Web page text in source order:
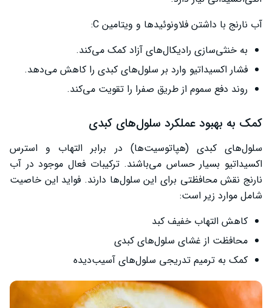
آب نارنج با داشتن فلاونوئیدها و ویتامین C:
به خنثی‌سازی رادیکال‌های آزاد کمک می‌کند.
فشار اکسیداتیو وارد بر سلول‌های کبدی را کاهش می‌دهد.
روند دفع سموم از طریق صفرا را تقویت می‌کند.
کمک به بهبود عملکرد سلول‌های کبدی
سلول‌های کبدی (هپاتوسیت‌ها) در برابر التهاب و استرس
اکسیداتیو بسیار حساس می‌باشند. ترکیبات فعال موجود در آب
نارنج نقش محافظتی برای این سلول‌ها دارند. فواید این خاصیت
شامل موارد زیر است:
کاهش التهاب خفیف کبد
محافظت از غشای سلول‌های کبدی
کمک به ترمیم تدریجی سلول‌های آسیب‌دیده